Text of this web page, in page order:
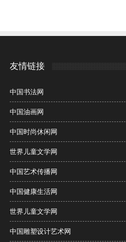
友情链接
中国书法网
中国油画网
中国时尚休闲网
世界儿童文学网
中国艺术传播网
中国健康生活网
世界儿童文学网
中国雕塑设计艺术网